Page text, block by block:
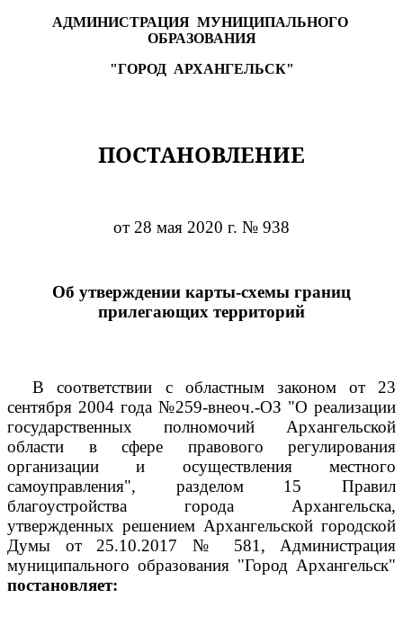
АДМИНИСТРАЦИЯ МУНИЦИПАЛЬНОГО
ОБРАЗОВАНИЯ
"ГОРОД АРХАНГЕЛЬСК"
ПОСТАНОВЛЕНИЕ
от 28 мая 2020 г. № 938
Об утверждении карты-схемы границ
прилегающих территорий
В соответствии с областным законом от 23
сентября 2004 года №259-внеоч.-ОЗ "О реализации
государственных полномочий Архангельской
области в сфере правового регулирования
организации и осуществления местного
самоуправления", разделом 15 Правил
благоустройства города Архангельска,
утвержденных решением Архангельской городской
Думы от 25.10.2017 № 581, Администрация
муниципального образования "Город Архангельск"
постановляет: